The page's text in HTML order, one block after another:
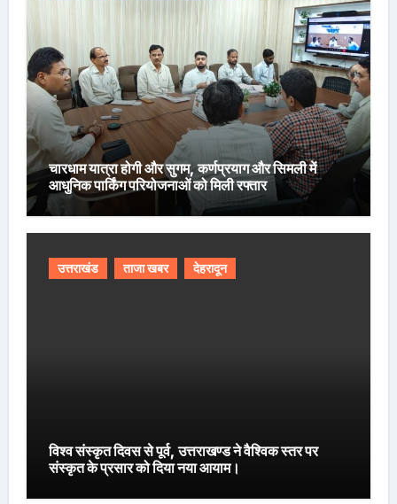
चारधाम यात्रा होगी और सुगम, कर्णप्रयाग और सिमली में
आधुनिक पार्किंग परियोजनाओं को मिली रफ्तार
उत्तराखंड ताजा खबर देहरादून
विश्व संस्कृत दिवस से पूर्व, उत्तराखण्ड ने वैश्विक स्तर पर
संस्कृत के प्रसार को दिया नया आयाम।